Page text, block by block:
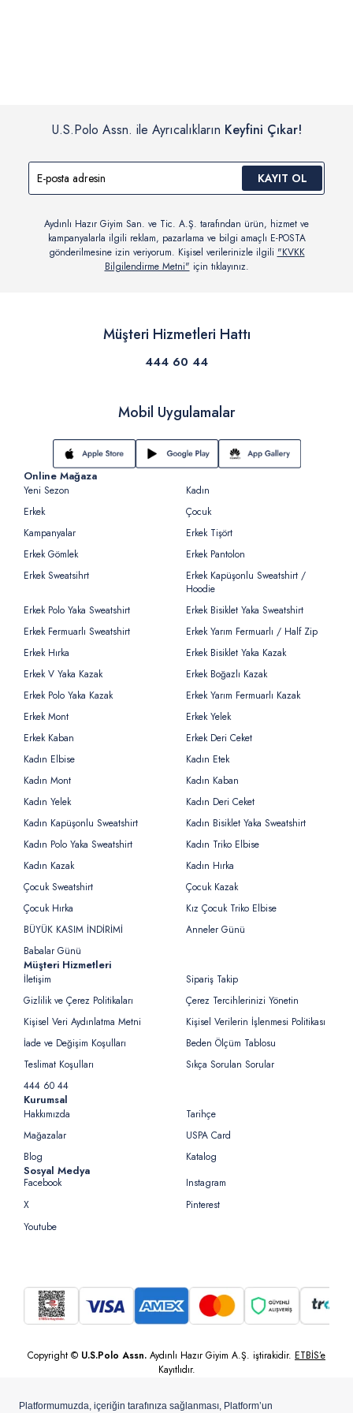
U.S.Polo Assn. ile Ayrıcalıkların Keyfini Çıkar!
KAYIT OL
Aydınlı Hazır Giyim San. ve Tic. A.Ş. tarafından ürün, hizmet ve
kampanyalarla ilgili reklam, pazarlama ve bilgi amaçlı E-POSTA
gönderilmesine izin veriyorum. Kişisel verilerinizle ilgili "KVKK
Bilgilendirme Metni" için tıklayınız.
Müşteri Hizmetleri Hattı
444 60 44
Mobil Uygulamalar
Online Mağaza
Yeni Sezon
Kadın
Erkek
Çocuk
Kampanyalar
Erkek Tişört
Erkek Gömlek
Erkek Pantolon
Erkek Sweatsihrt
Erkek Kapüşonlu Sweatshirt /
Hoodie
Erkek Polo Yaka Sweatshirt
Erkek Bisiklet Yaka Sweatshirt
Erkek Fermuarlı Sweatshirt
Erkek Yarım Fermuarlı / Half Zip
Erkek Hırka
Erkek Bisiklet Yaka Kazak
Erkek V Yaka Kazak
Erkek Boğazlı Kazak
Erkek Polo Yaka Kazak
Erkek Yarım Fermuarlı Kazak
Erkek Mont
Erkek Yelek
Erkek Kaban
Erkek Deri Ceket
Kadın Elbise
Kadın Etek
Kadın Mont
Kadın Kaban
Kadın Yelek
Kadın Deri Ceket
Kadın Kapüşonlu Sweatshirt
Kadın Bisiklet Yaka Sweatshirt
Kadın Polo Yaka Sweatshirt
Kadın Triko Elbise
Kadın Kazak
Kadın Hırka
Çocuk Sweatshirt
Çocuk Kazak
Çocuk Hırka
Kız Çocuk Triko Elbise
BÜYÜK KASIM İNDİRİMİ
Anneler Günü
Babalar Günü
Müşteri Hizmetleri
İletişim
Sipariş Takip
Gizlilik ve Çerez Politikaları
Çerez Tercihlerinizi Yönetin
Kişisel Veri Aydınlatma Metni
Kişisel Verilerin İşlenmesi Politikası
İade ve Değişim Koşulları
Beden Ölçüm Tablosu
Teslimat Koşulları
Sıkça Sorulan Sorular
444 60 44
Kurumsal
Hakkımızda
Tarihçe
Mağazalar
USPA Card
Blog
Katalog
Sosyal Medya
Facebook
Instagram
X
Pinterest
Youtube
Copyright © U.S.Polo Assn. Aydınlı Hazır Giyim A.Ş. iştirakidir. ETBİS’e
Kayıtlıdır.